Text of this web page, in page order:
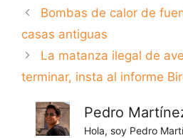
Bombas de calor de
casas antiguas
La matanza ilegal de
terminar, insta al informe
Pedro
Hola, soy Pedro